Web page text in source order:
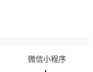
微信小程序